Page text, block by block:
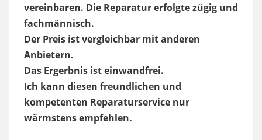
vereinbaren. Die Reparatur erfolgte zügig und
fachmännisch.
Der Preis ist vergleichbar mit anderen
Anbietern.
Das Ergerbnis ist einwandfrei.
Ich kann diesen freundlichen und
kompetenten Reparaturservice nur
wärmstens empfehlen.